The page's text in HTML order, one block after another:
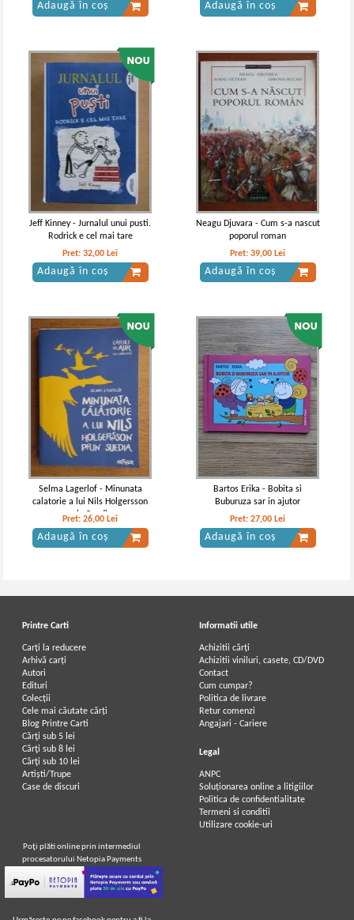
Adaugă în coș Adaugă în coș
Jeff Kinney - Jurnalul unui pusti.
Rodrick e cel mai tare
Pret:32,00 Lei
Adaugă în coș
Neagu Djuvara - Cum s-a nascut
poporul roman
Pret:39,00 Lei
Adaugă în coș
Selma Lagerlof - Minunata
calatorie a lui Nils Holgersson
prin Suedia
Pret:26,00 Lei
Adaugă în coș
Bartos Erika - Bobita si
Buburuza sar in ajutor
Pret:27,00 Lei
Adaugă în coș
Printre Carti
Carți la reducere
Arhivă carți
Autori
Edituri
Colecții
Cele mai căutate cărți
Blog Printre Carti
Cărţi sub 5 lei
Cărţi sub 8 lei
Cărţi sub 10 lei
Artiști/Trupe
Case de discuri
Informatii utile
Achizitii cărți
Achizitii viniluri, casete, CD/DVD
Contact
Cum cumpar?
Politica de livrare
Retur comenzi
Angajari - Cariere
Legal
ANPC
Soluționarea online a litigiilor
Politica de confidentialitate
Termeni si conditii
Utilizare cookie-uri
Poţi plăti online prin intermediul
procesatorului Netopia Payments